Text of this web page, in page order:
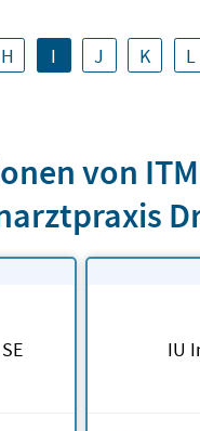
H I J K L
von
IU